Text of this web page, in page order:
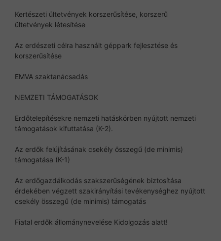
Kertészeti ültetvények korszerűsítése, korszerű
ültetvények létesítése
Az erdészeti célra használt géppark fejlesztése és
korszerűsítése
EMVA szaktanácsadás
NEMZETI TÁMOGATÁSOK
Erdőtelepítésekre nemzeti hatáskörben nyújtott nemzeti
támogatások kifuttatása (K-2).
Az erdők felújításának csekély összegű (de minimis)
támogatása (K-1)
Az erdőgazdálkodás szakszerűségének biztosítása
érdekében végzett szakirányítási tevékenységhez nyújtott
csekély összegű (de minimis) támogatás
Fiatal erdők állománynevelése Kidolgozás alatt!